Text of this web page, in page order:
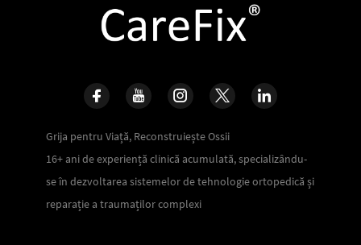
Grija pentru Viață, Reconstruiește Ossii
16+ ani de experiență clinică acumulată, specializându-
se în dezvoltarea sistemelor de tehnologie ortopedică și
reparație a traumaților complexi